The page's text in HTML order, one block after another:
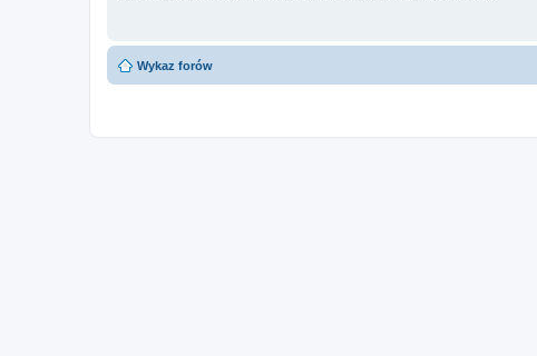
Wykaz forów